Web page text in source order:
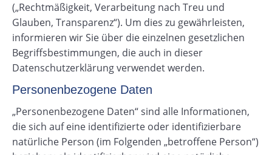
(„Rechtmäßigkeit, Verarbeitung nach Treu und
Glauben, Transparenz“). Um dies zu gewährleisten,
informieren wir Sie über die einzelnen gesetzlichen
Begriffsbestimmungen, die auch in dieser
Datenschutzerklärung verwendet werden.
Personenbezogene Daten
„Personenbezogene Daten“ sind alle Informationen,
die sich auf eine identifizierte oder identifizierbare
natürliche Person (im Folgenden „betroffene Person“)